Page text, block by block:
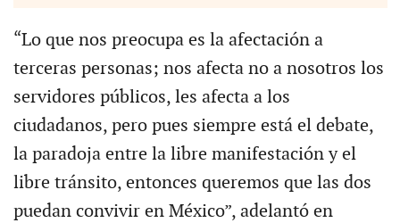
“Lo que nos preocupa es la afectación a
terceras personas; nos afecta no a nosotros los
servidores públicos, les afecta a los
ciudadanos, pero pues siempre está el debate,
la paradoja entre la libre manifestación y el
libre tránsito, entonces queremos que las dos
puedan convivir en México”, adelantó en